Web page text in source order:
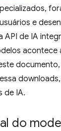
e
API de IA
acontece
de IA.
do